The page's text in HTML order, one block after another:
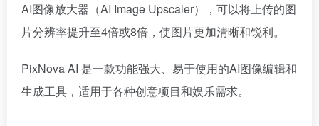
AI图像放大器（AI Image Upscaler），可以将上传的图
片分辨率提升至4倍或8倍，使图片更加清晰和锐利。
PixNova AI 是一款功能强大、易于使用的AI图像编辑和
生成工具，适用于各种创意项目和娱乐需求。